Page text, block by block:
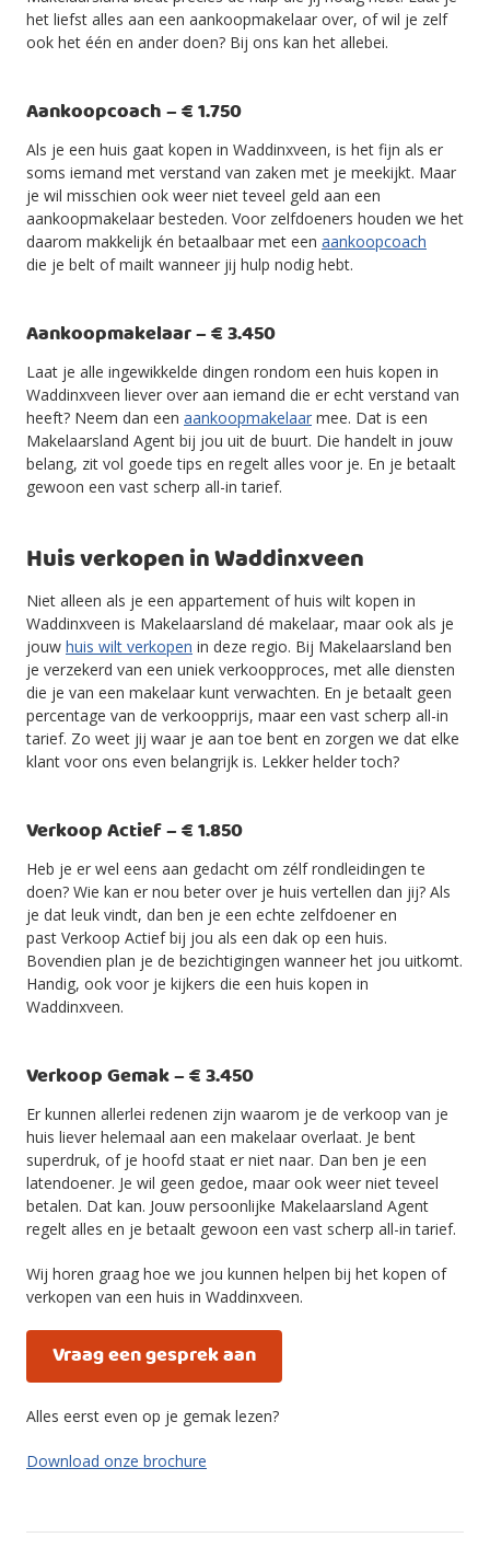
het liefst alles aan een aankoopmakelaar over, of wil je zelf
ook het één en ander doen? Bij ons kan het allebei.
Aankoopcoach – € 1.750
Als je een huis gaat kopen in Waddinxveen, is het fijn als er
soms iemand met verstand van zaken met je meekijkt. Maar
je wil misschien ook weer niet teveel geld aan een
aankoopmakelaar besteden. Voor zelfdoeners houden we het
daarom makkelijk én betaalbaar met een aankoopcoach
die je belt of mailt wanneer jij hulp nodig hebt.
Aankoopmakelaar – € 3.450
Laat je alle ingewikkelde dingen rondom een huis kopen in
Waddinxveen liever over aan iemand die er echt verstand van
heeft? Neem dan een aankoopmakelaar mee. Dat is een
Makelaarsland Agent bij jou uit de buurt. Die handelt in jouw
belang, zit vol goede tips en regelt alles voor je. En je betaalt
gewoon een vast scherp all-in tarief.
Huis verkopen in Waddinxveen
Niet alleen als je een appartement of huis wilt kopen in
Waddinxveen is Makelaarsland dé makelaar, maar ook als je
jouw huis wilt verkopen in deze regio. Bij Makelaarsland ben
je verzekerd van een uniek verkoopproces, met alle diensten
die je van een makelaar kunt verwachten. En je betaalt geen
percentage van de verkoopprijs, maar een vast scherp all-in
tarief. Zo weet jij waar je aan toe bent en zorgen we dat elke
klant voor ons even belangrijk is. Lekker helder toch?
Verkoop Actief – € 1.850
Heb je er wel eens aan gedacht om zélf rondleidingen te
doen? Wie kan er nou beter over je huis vertellen dan jij? Als
je dat leuk vindt, dan ben je een echte zelfdoener en
past Verkoop Actief bij jou als een dak op een huis.
Bovendien plan je de bezichtigingen wanneer het jou uitkomt.
Handig, ook voor je kijkers die een huis kopen in
Waddinxveen.
Verkoop Gemak – € 3.450
Er kunnen allerlei redenen zijn waarom je de verkoop van je
huis liever helemaal aan een makelaar overlaat. Je bent
superdruk, of je hoofd staat er niet naar. Dan ben je een
latendoener. Je wil geen gedoe, maar ook weer niet teveel
betalen. Dat kan. Jouw persoonlijke Makelaarsland Agent
regelt alles en je betaalt gewoon een vast scherp all-in tarief.
Wij horen graag hoe we jou kunnen helpen bij het kopen of
verkopen van een huis in Waddinxveen.
Vraag een gesprek aan
Alles eerst even op je gemak lezen?
Download onze brochure